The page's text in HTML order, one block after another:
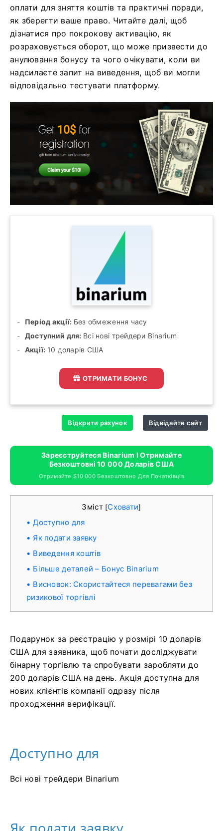
оплати для зняття коштів та практичні поради,
як зберегти ваше право. Читайте далі, щоб
дізнатися про покрокову активацію, як
розраховується оборот, що може призвести до
анулювання бонусу та чого очікувати, коли ви
надсилаєте запит на виведення, щоб ви могли
відповідально тестувати платформу.
Період акції: Без обмеження часу
Доступний для: Всі нові трейдери Binarium
Акції: 10 доларів США
ОТРИМАТИ БОНУС
Відкрити рахунок Відвідайте сайт
Зареєструйтеся Binarium І Отримайте
Безкоштовні 10 000 Доларів США
Отримайте $10 000 Безкоштовно Для Початківців
Зміст [Сховати]
Доступно для
Як подати заявку
Виведення коштів
Більше деталей – Бонус Binarium
Висновок: Скористайтеся перевагами без
ризикової торгівлі
Подарунок за реєстрацію у розмірі 10 доларів
США для заявника, щоб почати досліджувати
бінарну торгівлю та спробувати заробляти до
200 доларів США на день. Акція доступна для
нових клієнтів компанії одразу після
проходження верифікації.
Доступно для
Всі нові трейдери Binarium